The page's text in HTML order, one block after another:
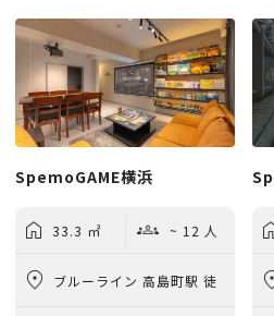
SpemoGAME横浜
33.3 ㎡ ~ 12 人
ブルーライン 高島町駅 徒